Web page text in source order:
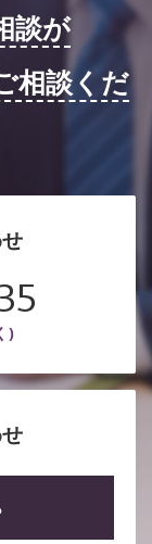
談が
相談くだ
)